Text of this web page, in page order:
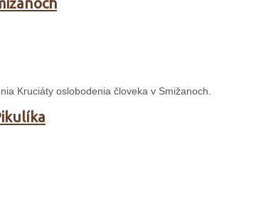
Kruciáty oslobodenia človeka v Smižanoch.